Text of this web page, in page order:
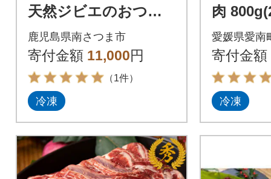
天然ジビエのおつま
みセット5P(猪肉のハ
ム&ソーセージ)
鹿児島県南さつま市
寄付金額 11,000円
（1件）
冷凍
肉
ク)
愛媛県愛南
寄付金額
冷凍